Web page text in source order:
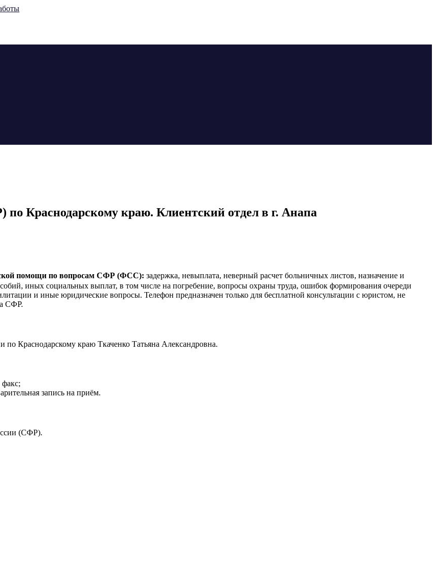
Краснодарскому краю. Клиентский отдел в г. Анапа
помощи по вопросам CФР (ФСС): задержка, невыплата, неверный расчет больничных листов, назначение и
иных социальных выплат, в том числе на погребение, вопросы охраны труда, ошибок формирования очереди
и иные юридические вопросы. Телефон предназначен только для бесплатной консультации с юристом, не
СФР.
Краснодарскому краю Ткаченко Татьяна Александровна.
запись на приём.
(СФР).